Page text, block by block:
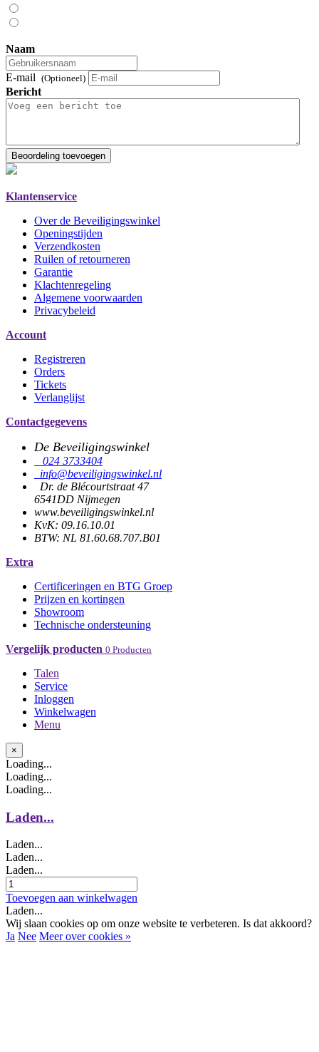
Naam
E-mail (Optioneel)
Bericht
Beoordeling toevoegen
Over de Beveiligingswinkel
Openingstijden
Verzendkosten
Ruilen of retourneren
Garantie
Klachtenregeling
Algemene voorwaarden
Registreren
Orders
Tickets
De Beveiligingswinkel
024 3733404
info@beveiligingswinkel.nl
Dr. de Blécourtstraat 47
6541DD Nijmegen
www.beveiligingswinkel.nl
KvK: 09.16.10.01
Certificeringen en BTG Groep
Prijzen en kortingen
Showroom
Technische ondersteuning
Talen
Service
Inloggen
Winkelwagen
×
Loading...
Loading...
Laden...
Laden...
Laden...
Toevoegen aan winkelwagen
Laden...
Wij slaan cookies op om onze website te verbeteren. Is dat akkoord?